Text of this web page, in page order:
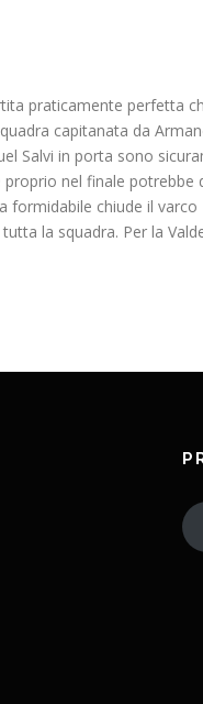
praticamente perfetta
capitanata da
Salvi in porta sono
nel finale
chiude il
la squadra. Per la